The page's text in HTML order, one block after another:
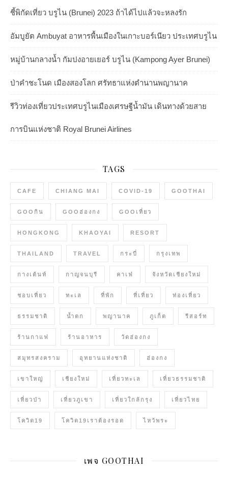
ชี้พิกัดเที่ยว บรูไน (Brunei) 2023 ถ้าได้ไปแล้วจะหลงรัก
อัมบูยัต Ambuyat อาหารพื้นเมืองในเกาะบอร์เนียว ประเทศบรูไน
หมู่บ้านกลางน้ำ กัมปงอายเยอร์ บรูไน (Kampong Ayer Brunei)
ป่าคำชะโนด เมืองสองโลก ศรัทธาแห่งตำนานพญานาค
รีวิวท่องเที่ยวประเทศบรูไนเมืองเศรษฐีน้ำมัน เดินทางด้วยสาย
การบินแห่งชาติ Royal Brunei Airlines
TAGS
CAFE CHIANG MAI COVID-19 GOOTHAI
GOOกิน GOOฮ่องกง GOOเที่ยว
HONGKONG KHAOYAI RESORT
THAILAND TRAVEL กระบี่ กรุงเทพ
กางเต้นท์ กาญจนบุรี คาเฟ่ จังหวัดเชียงใหม่
ชอบเที่ยว ทะเล ที่พัก ที่เที่ยว ท่องเที่ยว
ธรรมชาติ น้ำตก พญานาค ภูเก็ต รีสอร์ท
ร้านกาแฟ ร้านอาหาร วัดฮ่องกง
สมุทรสงคราม อุทยานแห่งชาติ ฮ่องกง
เขาใหญ่ เชียงใหม่ เที่ยวทะเล เที่ยวธรรมชาติ
เที่ยวป่า เที่ยวภูเขา เที่ยวใกล้กรุง เที่ยวไทย
โควิด19 โควิด19เราต้องรอด ไหว้พระ
เพจ GOOTHAI